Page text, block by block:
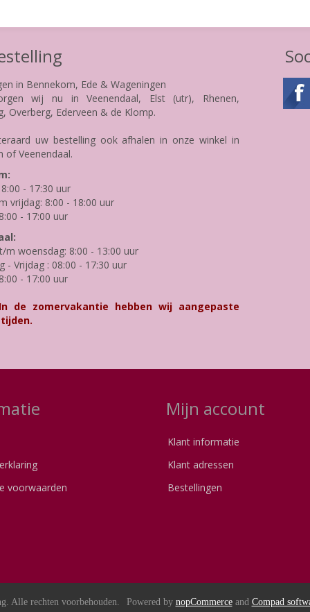
in Bennekom, Ede & Wageningen
wij nu in Veenendaal, Elst (utr), Rhenen,
Overberg, Ederveen & de Klomp.
uw bestelling ook afhalen in onze winkel in
of Veenendaal.
- 17:30 uur
vrijdag: 8:00 - 18:00 uur
- 17:00 uur
m woensdag: 8:00 - 13:00 uur
- Vrijdag : 08:00 - 17:30 uur
- 17:00 uur
de zomervakantie hebben wij aangepaste
voorwaarden
Mijn account
Klant informatie
Klant adressen
Bestellingen
Alle rechten voorbehouden. Powered by nopCommerceand Compad